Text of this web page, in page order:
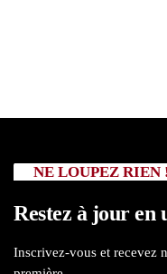
NE LOUPEZ RIEN
Restez à jour en
Inscrivez-vous et recevez